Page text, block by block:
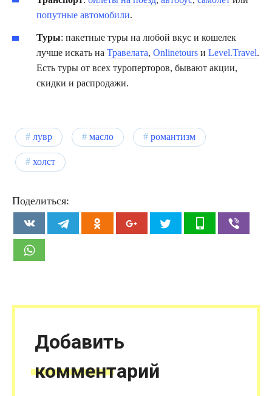
попутные автомобили.
Туры: пакетные туры на любой вкус и кошелек
лучше искать на Травелата, Onlinetours и Level.Travel.
Есть туры от всех туроперторов, бывают акции,
скидки и распродажи.
лувр масло романтизм
холст
Поделиться:
Добавить
комментарий